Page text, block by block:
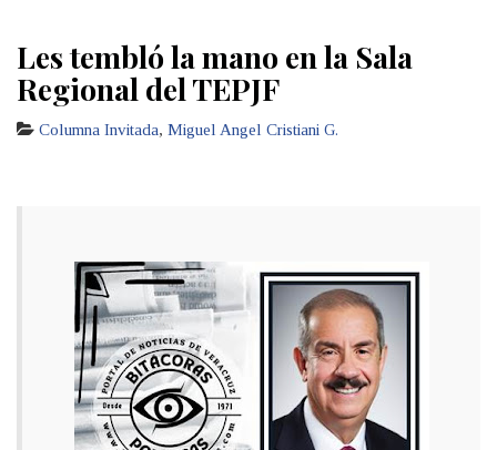
Les tembló la mano en la Sala
Regional del TEPJF
Columna Invitada, Miguel Angel Cristiani G.